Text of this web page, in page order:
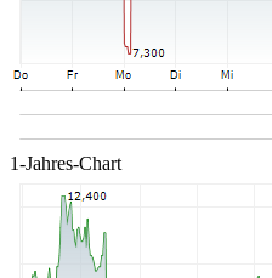
1-Jahres-Chart